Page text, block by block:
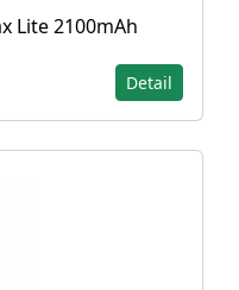
Lite 2100mAh
Detail